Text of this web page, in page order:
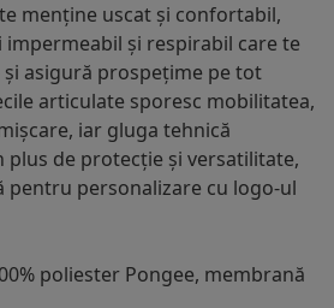
menține uscat și confortabil,
și respirabil care te
asigură prospețime pe tot
articulate sporesc mobilitatea,
iar gluga tehnică
plus de protecție și versatilitate,
pentru personalizare cu logo-ul
poliester Pongee, membrană